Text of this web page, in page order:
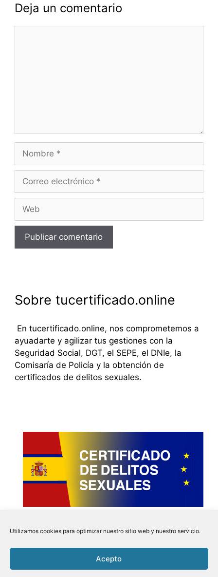
Utilizamos cookies para optimizar nuestro sitio web y nuestro servicio.
Acepto
Deja un comentario
electrónico
Sobre tucertificado.online
En tucertificado.online, nos comprometemos a
ayuadarte y agilizar tus gestiones con la
Seguridad Social, DGT, el SEPE, el DNIe, la
Comisaría de Policía y la obtención de
certificados de delitos sexuales.
Instagram